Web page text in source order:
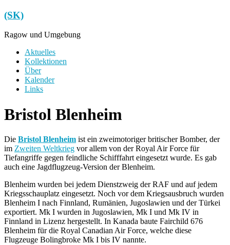
Zum
Inhalt
springen
(SK)
Ragow und Umgebung
Menü
Aktuelles
Kollektionen
Über
Kalender
Links
Bristol Blenheim
Die Bristol Blenheim ist ein zweimotoriger britischer Bomber, der
im Zweiten Weltkrieg vor allem von der Royal Air Force für
Tiefangriffe gegen feindliche Schifffahrt eingesetzt wurde. Es gab
auch eine Jagdflugzeug-Version der Blenheim.
Blenheim wurden bei jedem Dienstzweig der RAF und auf jedem
Kriegsschauplatz eingesetzt. Noch vor dem Kriegsausbruch wurden
Blenheim I nach Finnland, Rumänien, Jugoslawien und der Türkei
exportiert. Mk I wurden in Jugoslawien, Mk I und Mk IV in
Finnland in Lizenz hergestellt. In Kanada baute Fairchild 676
Blenheim für die Royal Canadian Air Force, welche diese
Flugzeuge Bolingbroke Mk I bis IV nannte.